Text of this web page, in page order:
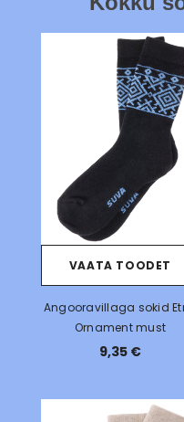
VAATA TOODET
Angooravillaga sokid Etno
Ornament must
9,35 €